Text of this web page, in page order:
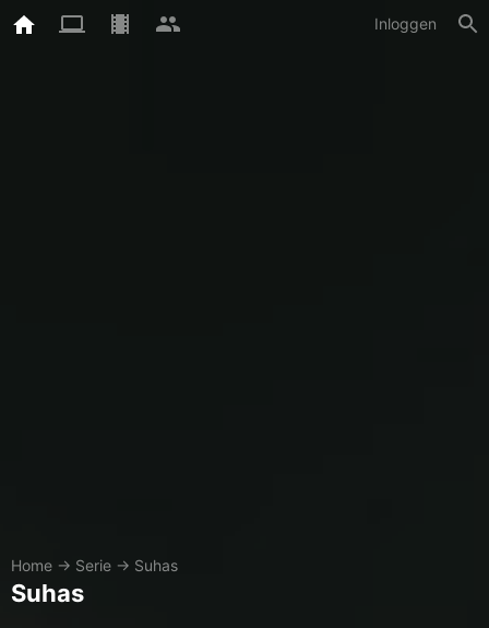
Inloggen
Home → Serie → Suhas
Suhas